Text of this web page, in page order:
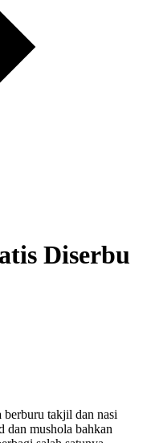
Diserbu
berburu takjil dan nasi
dan mushola bahkan